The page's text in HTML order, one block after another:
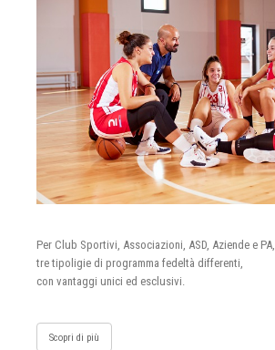
Per Club Sportivi, Associazioni, ASD, Aziende e PA,
tre tipoligie di programma fedeltà differenti,
con vantaggi unici ed esclusivi.
Scopri di più